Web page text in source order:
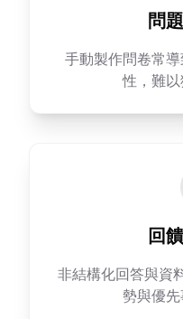
問
手動製作問卷常
性，難以
回
非結構化回答與資
勢與優先